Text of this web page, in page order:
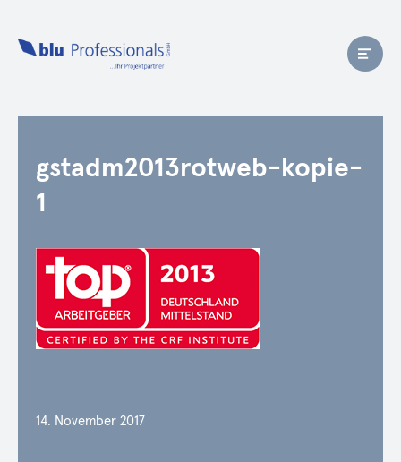
gstadm2013rotweb-kopie-
1
14. November 2017